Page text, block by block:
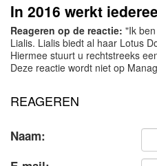
In 2016 werkt
Reageren op de reactie: "Ik
Lialis. Lialis biedt al haar Lotus
Hiermee stuurt u rechtstreeks
Deze reactie wordt niet op
REAGEREN
Naam: